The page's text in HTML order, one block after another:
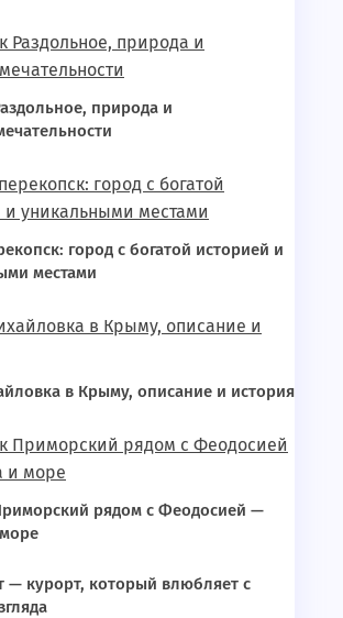
природа и
город с богатой историей и
местами
в Крыму, описание и история
рядом с Феодосией —
— курорт, который влюбляет с